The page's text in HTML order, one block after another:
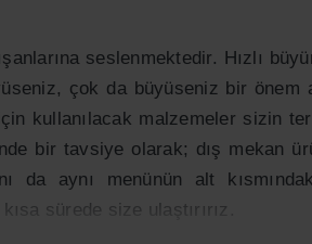
seslenmektedir. Hızlı
çok da büyüseniz bir önem
kullanılacak malzemeler sizin
bir tavsiye olarak; dış mekan
aynı menünün alt
sürede size ulaştırırız.